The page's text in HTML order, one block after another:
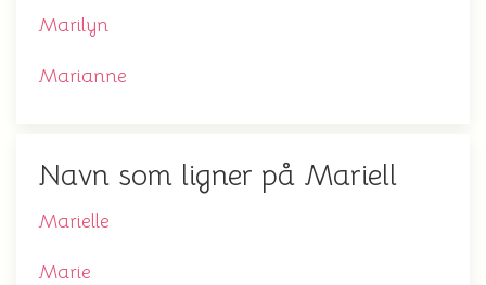
Marilyn
Marianne
Navn som ligner på Mariell
Marielle
Marie